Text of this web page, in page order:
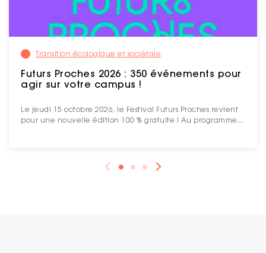
Transition écologique et sociétale
Futurs Proches 2026 : 350 événements pour
agir sur votre campus !
Le jeudi 15 octobre 2026, le Festival Futurs Proches revient
pour une nouvelle édition 100 % gratuite ! Au programme...